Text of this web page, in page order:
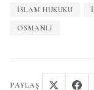
ISLAM HUKUKU
OSMANLI
PAYLAŞ